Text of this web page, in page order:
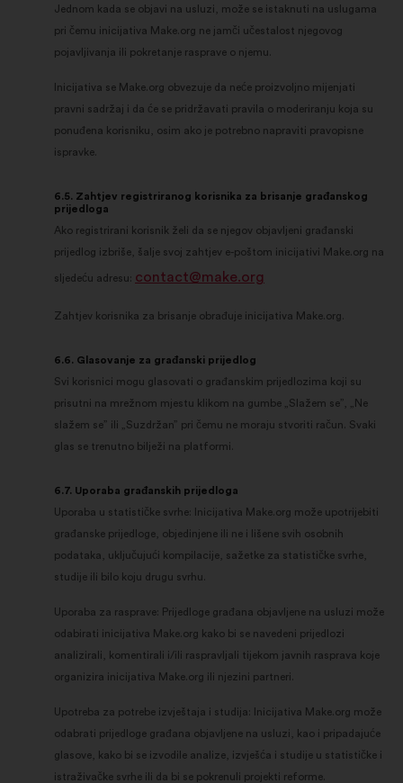
Jednom kada se objavi na usluzi, može se istaknuti na uslugama
pri čemu inicijativa Make.org ne jamči učestalost njegovog
pojavljivanja ili pokretanje rasprave o njemu.
Inicijativa se Make.org obvezuje da neće proizvoljno mijenjati
pravni sadržaj i da će se pridržavati pravila o moderiranju koja su
ponuđena korisniku, osim ako je potrebno napraviti pravopisne
ispravke.
6.5. Zahtjev registriranog korisnika za brisanje građanskog
prijedloga
Ako registrirani korisnik želi da se njegov objavljeni građanski
prijedlog izbriše, šalje svoj zahtjev e-poštom inicijativi Make.org na
sljedeću adresu: contact@make.org
Zahtjev korisnika za brisanje obrađuje inicijativa Make.org.
6.6. Glasovanje za građanski prijedlog
Svi korisnici mogu glasovati o građanskim prijedlozima koji su
prisutni na mrežnom mjestu klikom na gumbe „Slažem se”, „Ne
slažem se” ili „Suzdržan” pri čemu ne moraju stvoriti račun. Svaki
glas se trenutno bilježi na platformi.
6.7. Uporaba građanskih prijedloga
Uporaba u statističke svrhe: Inicijativa Make.org može upotrijebiti
građanske prijedloge, objedinjene ili ne i lišene svih osobnih
podataka, uključujući kompilacije, sažetke za statističke svrhe,
studije ili bilo koju drugu svrhu.
Uporaba za rasprave: Prijedloge građana objavljene na usluzi može
odabirati inicijativa Make.org kako bi se navedeni prijedlozi
analizirali, komentirali i/ili raspravljali tijekom javnih rasprava koje
organizira inicijativa Make.org ili njezini partneri.
Upotreba za potrebe izvještaja i studija: Inicijativa Make.org može
odabrati prijedloge građana objavljene na usluzi, kao i pripadajuće
glasove, kako bi se izvodile analize, izvješća i studije u statističke i
istraživačke svrhe ili da bi se pokrenuli projekti reforme.